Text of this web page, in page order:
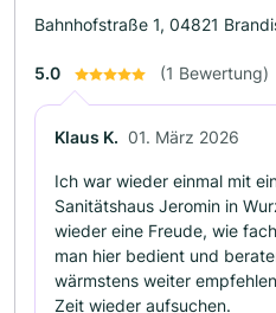
Bahnhofstraße 1, 04821
5.0 (1 Bewertung)
Klaus K. 01. März 2026
Ich war wieder einmal mit
Sanitätshaus Jeromin in
wieder eine Freude, wie
man hier bedient und
wärmstens weiter
Zeit wieder aufsuchen.